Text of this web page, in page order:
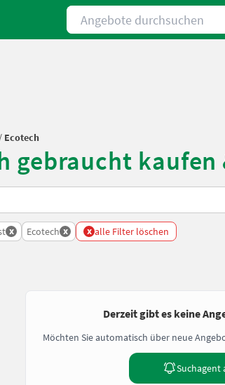
Angebote durchsuchen
/ Ecotech
gebraucht kaufen
x Ecotech x x alle Filter löschen
Derzeit gibt es keine
Möchten Sie automatisch über neue
Suchagent